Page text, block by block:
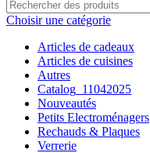
Choisir une catégorie
Articles de cadeaux
Articles de cuisines
Autres
Catalog_11042025
Nouveautés
Petits Electroménagers
Rechauds & Plaques
Verrerie